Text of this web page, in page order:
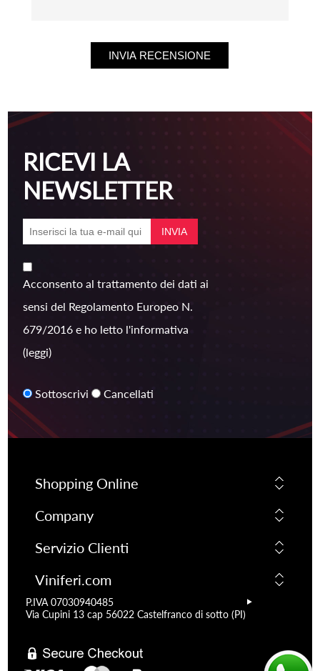
RICEVI LA
NEWSLETTER
Acconsento al trattamento dei dati ai
sensi del Regolamento Europeo N.
679/2016 e ho letto l'informativa
(leggi)
Sottoscrivi Cancellati
Shopping Online
Company
Servizio Clienti
Viniferi.com
P.IVA 07030940485
Via Cupini 13 cap 56022 Castelfranco di sotto (PI)